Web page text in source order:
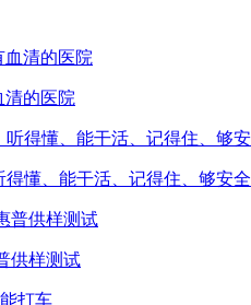
清的医院
懂、能干活、记得住、够安全
供样测试